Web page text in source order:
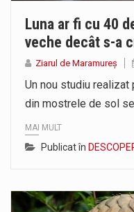
Luna ar fi cu 40
veche decât s-a
Ziarul de Maramureș
Un nou studiu
din mostrele de sol
MAI MULT
Publicat în